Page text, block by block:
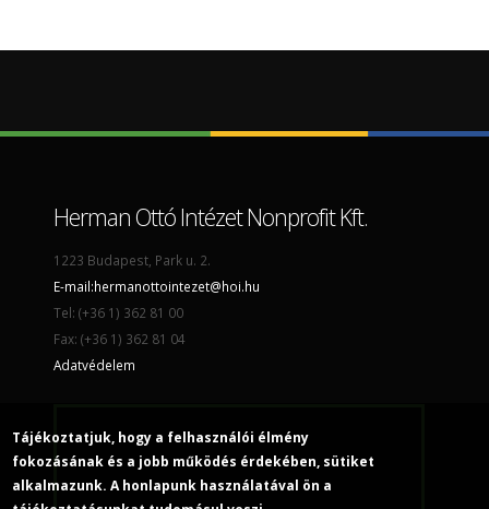
Herman Ottó Intézet Nonprofit Kft.
1223 Budapest, Park u. 2.
E-mail:hermanottointezet@hoi.hu
Tel: (+36 1) 362 81 00
Fax: (+36 1) 362 81 04
Adatvédelem
Tájékoztatjuk, hogy a felhasználói élmény
fokozásának és a jobb működés érdekében, sütiket
alkalmazunk. A honlapunk használatával ön a